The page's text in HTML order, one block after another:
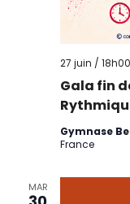
Gala fin
27 juin / 18h00
Gymnase
France
MAR